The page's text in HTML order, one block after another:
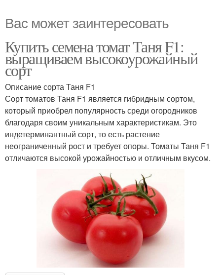
Вас может заинтересовать
Купить семена томат Таня F1:
выращиваем высокоурожайный
сорт
Описание сорта Таня F1
Сорт томатов Таня F1 является гибридным сортом,
который приобрел популярность среди огородников
благодаря своим уникальным характеристикам. Это
индетерминантный сорт, то есть растение
неограниченный рост и требует опоры. Томаты Таня F1
отличаются высокой урожайностью и отличным вкусом.